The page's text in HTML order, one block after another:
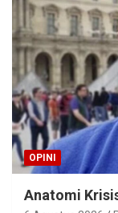
OPINI
Anatomi